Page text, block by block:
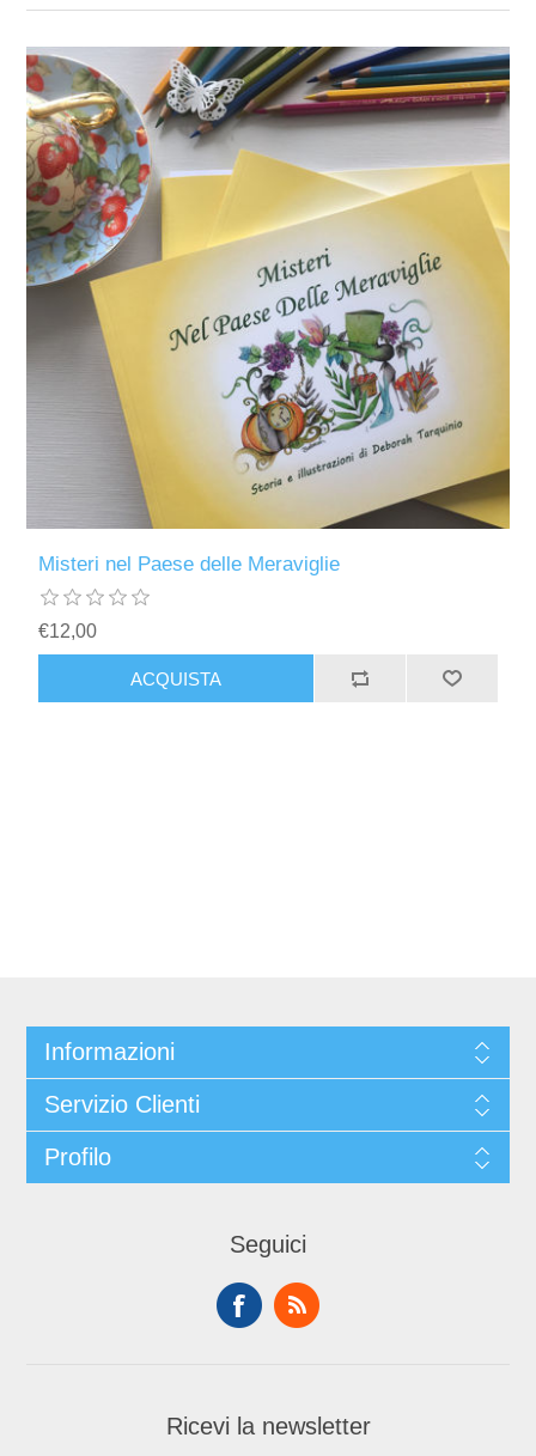
Misteri nel Paese delle Meraviglie
€12,00
Informazioni
Servizio Clienti
Profilo
Seguici
Ricevi la newsletter